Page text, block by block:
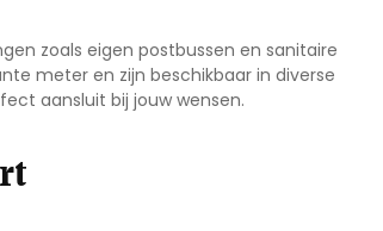
zoals eigen postbussen en sanitaire
meter en zijn beschikbaar in diverse
aansluit bij jouw wensen.